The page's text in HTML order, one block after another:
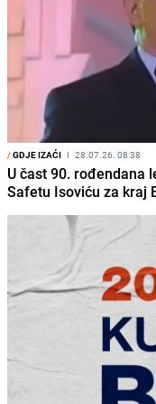
/GDJE IZAĆI I 28.07.26. 08:38
U čast 90. rođendana
Safetu Isoviću za kraj